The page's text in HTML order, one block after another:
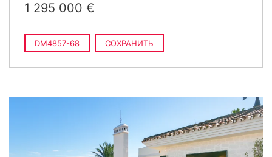
1 295 000 €
DM4857-68 СОХРАНИТЬ